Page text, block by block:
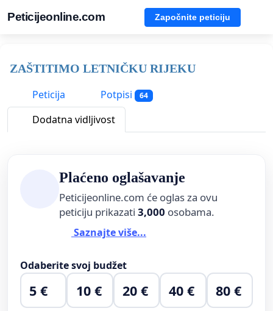
Peticijeonline.com Započnite peticiju
ZAŠTITIMO LETNIČKU RIJEKU
Peticija
Potpisi 64
Dodatna vidljivost
Plaćeno oglašavanje
Peticijeonline.com će oglas za ovu
peticiju prikazati 3,000 osobama.
Saznajte više...
Odaberite svoj budžet
5 € 10 € 20 € 40 € 80 €